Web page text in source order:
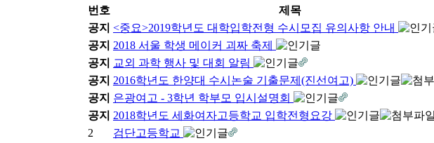
번호
제목
공지 <중요>2019학년도 대학입학전형 수시모집 유의사항 안내
공지 2018 서울 학생 메이커 괴짜 축제
공지
교외 과학 행사 및 대회 알림
공지 2016학년도 한양대 수시논술 기출문제(진선여고)
공지 은광여고 - 3학년 학부모 입시설명회
공지 2018학년도 세화여자고등학교 입학전형요강
2
검단고등학교